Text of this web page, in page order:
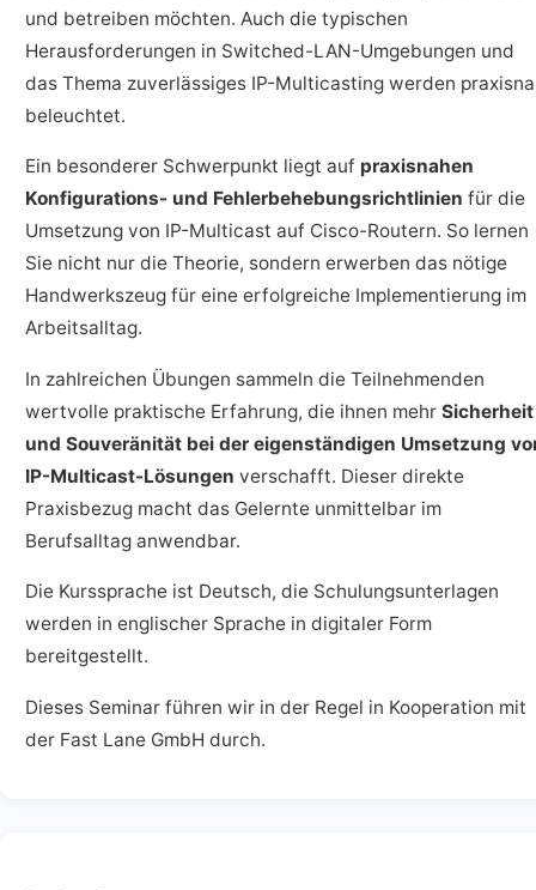
und betreiben möchten. Auch die typischen
Herausforderungen in Switched-LAN-Umgebungen und
das Thema zuverlässiges IP-Multicasting werden
beleuchtet.
Ein besonderer Schwerpunkt liegt auf praxisnahen
Konfigurations- und Fehlerbehebungsrichtlinien für die
Umsetzung von IP-Multicast auf Cisco-Routern. So lernen
Sie nicht nur die Theorie, sondern erwerben das nötige
Handwerkszeug für eine erfolgreiche Implementierung im
Arbeitsalltag.
In zahlreichen Übungen sammeln die Teilnehmenden
wertvolle praktische Erfahrung, die ihnen mehr Sicherheit
und Souveränität bei der eigenständigen Umsetzung
IP-Multicast-Lösungen verschafft. Dieser direkte
Praxisbezug macht das Gelernte unmittelbar im
Berufsalltag anwendbar.
Die Kurssprache ist Deutsch, die Schulungsunterlagen
werden in englischer Sprache in digitaler Form
bereitgestellt.
Dieses Seminar führen wir in der Regel in Kooperation mit
der Fast Lane GmbH durch.